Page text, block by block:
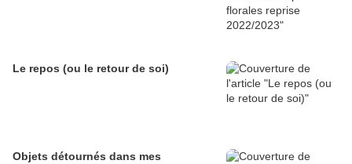
Le repos (ou le retour de soi)
Objets détournés dans mes